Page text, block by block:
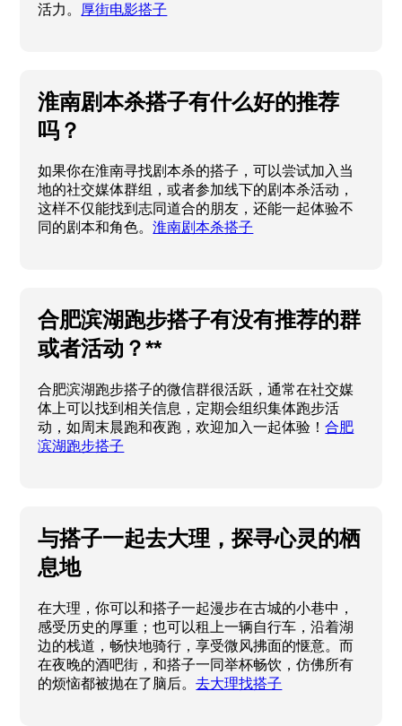
活力。 厚街电影搭子
淮南剧本杀搭子有什么好的推荐
吗？
如果你在淮南寻找剧本杀的搭子，可以尝试加入当
地的社交媒体群组，或者参加线下的剧本杀活动，
这样不仅能找到志同道合的朋友，还能一起体验不
同的剧本和角色。淮南剧本杀搭子
合肥滨湖跑步搭子有没有推荐的群
或者活动？**
合肥滨湖跑步搭子的微信群很活跃，通常在社交媒
体上可以找到相关信息，定期会组织集体跑步活
动，如周末晨跑和夜跑，欢迎加入一起体验！合肥
滨湖跑步搭子
与搭子一起去大理，探寻心灵的栖
息地
在大理，你可以和搭子一起漫步在古城的小巷中，
感受历史的厚重；也可以租上一辆自行车，沿着湖
边的栈道，畅快地骑行，享受微风拂面的惬意。而
在夜晚的酒吧街，和搭子一同举杯畅饮，仿佛所有
的烦恼都被抛在了脑后。去大理找搭子